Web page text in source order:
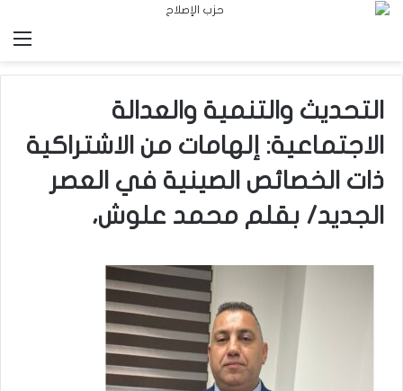
التحديث والتنمية والعدالة
الاجتماعية: إلهامات من الاشتراكية
ذات الخصائص الصينية في العصر
الجديد/ بقلم محمد علوش،